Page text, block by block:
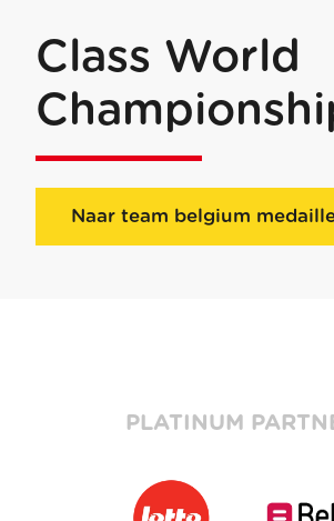
Class World
Naar team belgium
PLATINUM